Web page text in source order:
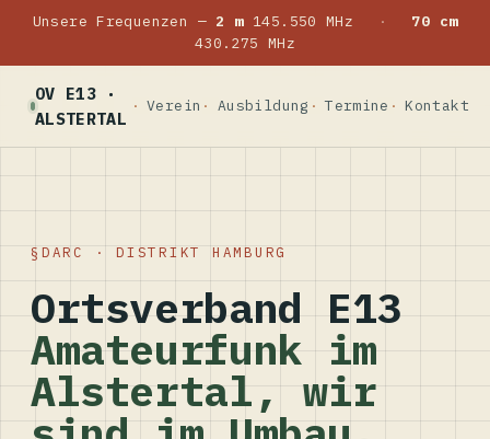
Unsere Frequenzen — 2 m145.550 MHz ·
70 cm
430.275 MHz
OV E13 ·
ALSTERTAL
Verein Ausbildung Termine Kontakt
DARC · DISTRIKT HAMBURG
Ortsverband E13
Amateurfunk im
Alstertal, wir